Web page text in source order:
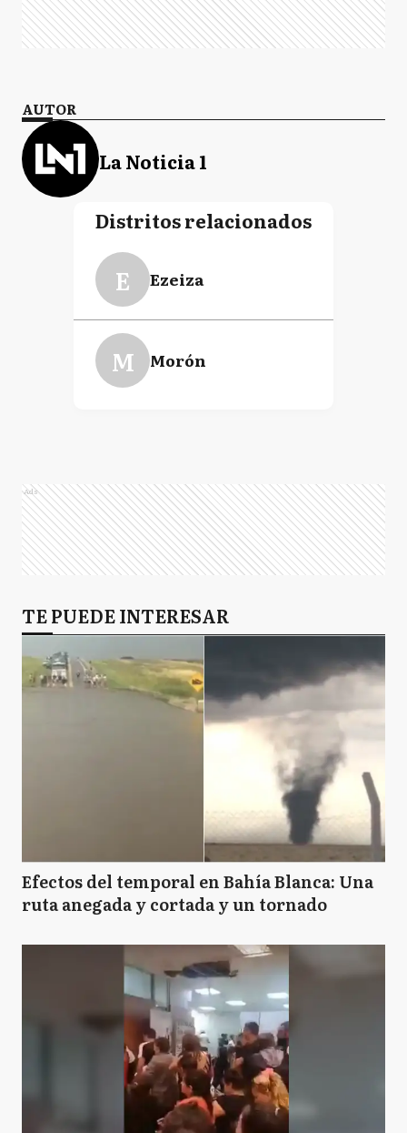
AUTOR
La Noticia 1
Distritos relacionados
E Ezeiza
M Morón
Ads
TE PUEDE INTERESAR
Efectos del temporal en Bahía Blanca: Una
ruta anegada y cortada y un tornado